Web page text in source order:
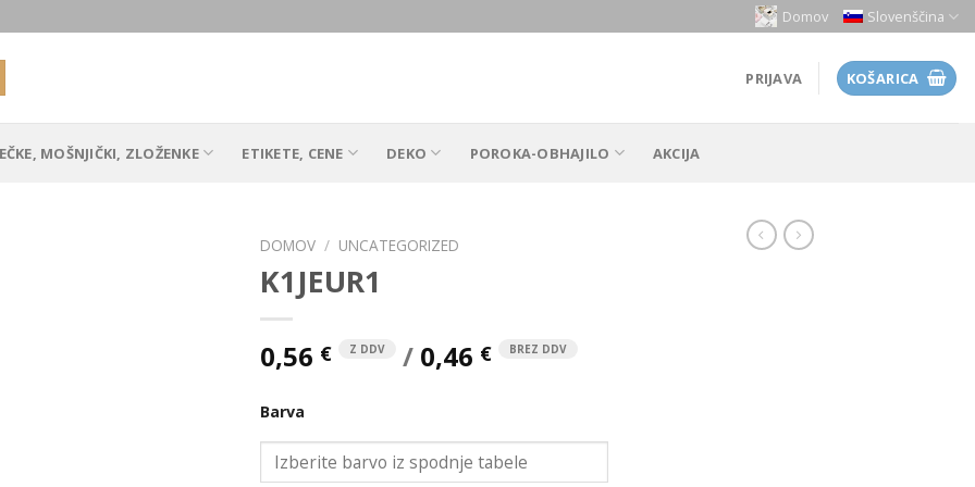
Domov Slovenščina
PRIJAVA KOŠARICA
MOŠNJIČKI, ZLOŽENKE ETIKETE, CENE DEKO POROKA-OBHAJILO AKCIJA
DOMOV / UNCATEGORIZED
K1JEUR1
0,56 € Z DDV / 0,46 € BREZ DDV
Barva